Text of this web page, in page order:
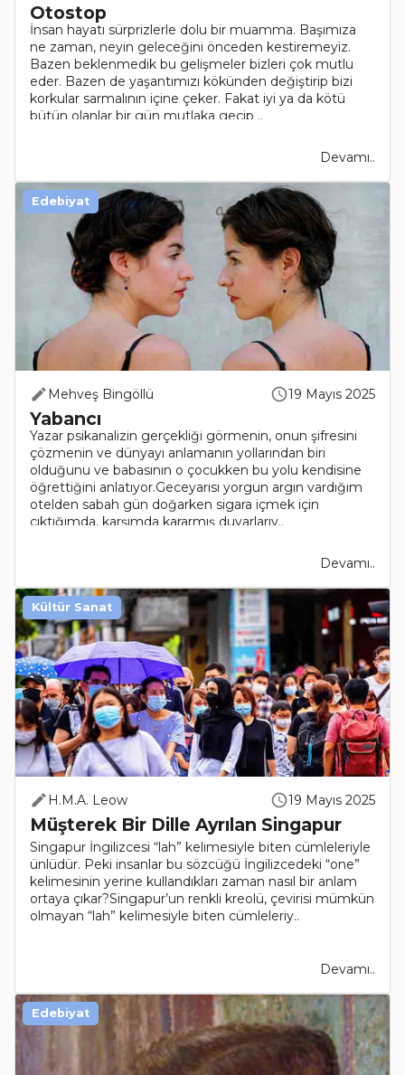
Otostop
İnsan hayatı sürprizlerle dolu bir muamma. Başımıza
ne zaman, neyin geleceğini önceden kestiremeyiz.
Bazen beklenmedik bu gelişmeler bizleri çok mutlu
eder. Bazen de yaşantımızı kökünden değiştirip bizi
korkular sarmalının içine çeker. Fakat iyi ya da kötü
bütün olanlar bir gün mutlaka geçip ..
Devamı..
Mehveş Bingöllü 19 Mayıs 2025
Yabancı
Yazar psikanalizin gerçekliği görmenin, onun şifresini
çözmenin ve dünyayı anlamanın yollarından biri
olduğunu ve babasının o çocukken bu yolu kendisine
öğrettiğini anlatıyor.Geceyarısı yorgun argın vardığım
otelden sabah gün doğarken sigara içmek için
çıktığımda, karşımda kararmış duvarlarıy..
Devamı..
Edebiyat
H.M.A. Leow 19 Mayıs 2025
Müşterek Bir Dille Ayrılan Singapur
Singapur İngilizcesi “lah” kelimesiyle biten cümleleriyle
ünlüdür. Peki insanlar bu sözcüğü İngilizcedeki “one”
kelimesinin yerine kullandıkları zaman nasıl bir anlam
ortaya çıkar?Singapur’un renkli kreolü, çevirisi mümkün
olmayan “lah” kelimesiyle biten cümleleriy..
Devamı..
Kültür Sanat
Edebiyat